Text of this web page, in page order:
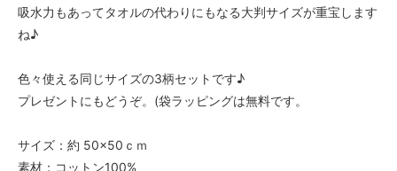
吸水力もあってタオルの代わりにもなる大判サイズが重宝します
ね♪
色々使える同じサイズの3柄セットです♪
プレゼントにもどうぞ。(袋ラッピングは無料です。
サイズ：約 50×50ｃｍ
素材：コットン100%